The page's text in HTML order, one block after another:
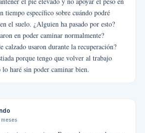
tiempo específico sobre cuándo podré
el suelo. ¿Alguien ha pasado por esto?
en poder caminar normalmente?
calzado usaron durante la recuperación?
porque tengo que volver al trabajo
haré sin poder caminar bien.